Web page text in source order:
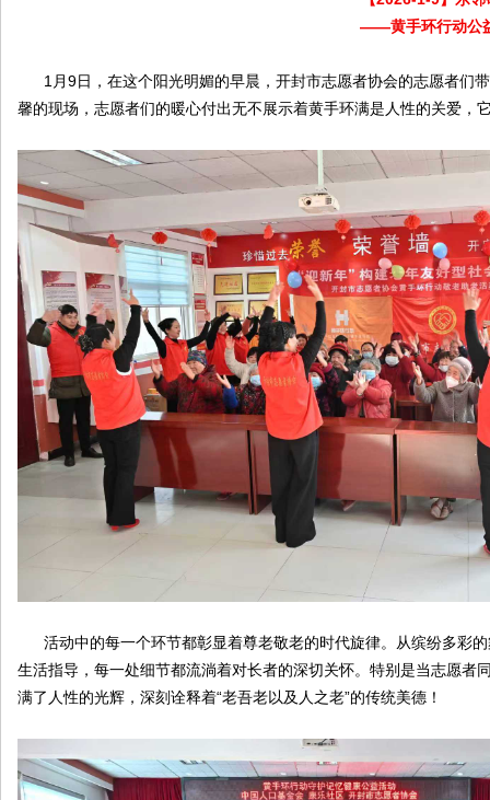
——黄手环行动公
1月9日，在这个阳光明媚的早晨，开封市志愿者协会的志愿者们
馨的现场，志愿者们的暖心付出无不展示着黄手环满是人性的关爱，
活动中的每一个环节都彰显着尊老敬老的时代旋律。从缤纷多彩
生活指导，每一处细节都流淌着对长者的深切关怀。特别是当志愿者
满了人性的光辉，深刻诠释着“老吾老以及人之老”的传统美德！